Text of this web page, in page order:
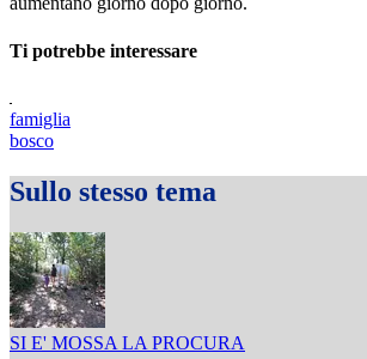
Ti potrebbe interessare
famiglia
bosco
Sullo stesso tema
SI E' MOSSA LA PROCURA